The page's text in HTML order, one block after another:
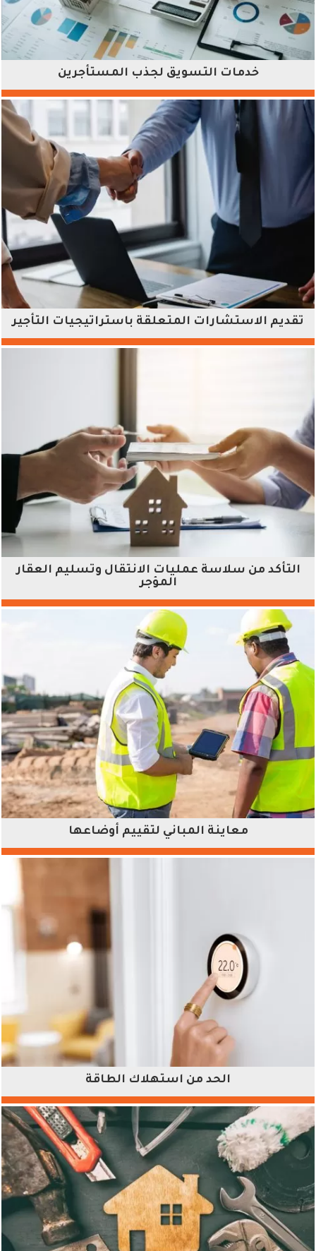
خدمات التسويق لجذب المستأجرين
تقديم الاستشارات المتعلقة باستراتيجيات التأجير
التأكد من سلاسة عمليات الانتقال وتسليم العقار
المؤجر
معاينة المباني لتقييم أوضاعها
الحد من استهلاك الطاقة